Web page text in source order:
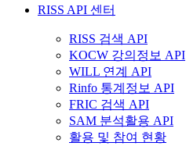
RISS API 센터
RISS 검색 API
KOCW 강의정보 API
WILL 연계 API
Rinfo 통계정보 API
FRIC 검색 API
SAM 분석활용 API
활용 및 참여 현황